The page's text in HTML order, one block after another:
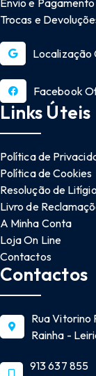
Envio e Pagamento
Trocas e
Localização
Facebook
Links Úteis
Política de
Política de Cookies
Resolução de
Livro de
A Minha Conta
Loja On Line
Contactos
Contactos
Rua Vitorino
Rainha -
913 637 855